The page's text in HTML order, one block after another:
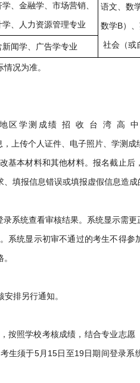
、金融学、市场营销、
学、人力资源管理专业
语文、数
数学B）、
社会（或
新闻学、广告学专业
况为准。
区学测成绩 招 收 台 湾 高
上传个人证件、电子照片、学测成
本材料和其他材料。报名截止后
填报信息错误或填报虚假信息造成
系统查看审核结果。系统显示需
系统显示初审不通过的考生不得参
排另行通知。
按照学校考核成绩，结合专业志愿
生须于5月15日至19日期间登录系